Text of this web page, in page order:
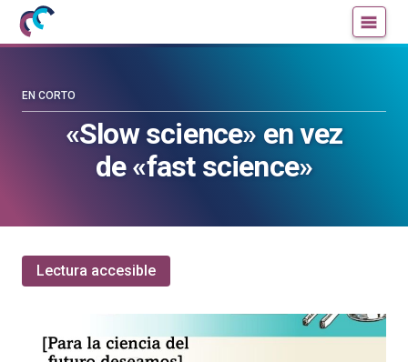
Mujeres
con
la
blog
la
«Slow science» en vez
de «fast science»
EN CORTO
Lectura accesible